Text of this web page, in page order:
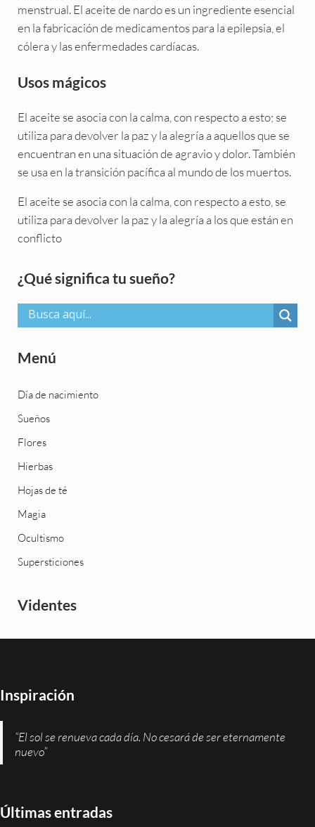
menstrual. El aceite de nardo es un ingrediente esencial
en la fabricación de medicamentos para la epilepsia, el
cólera y las enfermedades cardíacas.
Usos mágicos
El aceite se asocia con la calma, con respecto a esto; se
utiliza para devolver la paz y la alegría a aquellos que se
encuentran en una situación de agravio y dolor. También
se usa en la transición pacífica al mundo de los muertos.
El aceite se asocia con la calma, con respecto a esto, se
utiliza para devolver la paz y la alegría a los que están en
conflicto
Sidebar
¿Qué significa tu sueño?
Menú
Día de nacimiento
Sueños
Flores
Hierbas
Hojas de té
Magia
Ocultismo
Supersticiones
Videntes
Inspiración
“El sol se renueva cada día. No cesará de ser eternamente
nuevo”
Últimas entradas